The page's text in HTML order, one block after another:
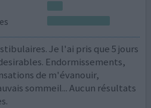
Je l'ai pris que 5 jours
Endormissements,
de m'évanouir,
sommeil... Aucun résultats